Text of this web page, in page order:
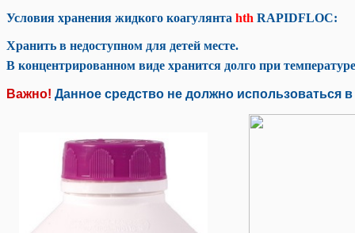
Условия хранения жидкого коагулянта hth RAPIDFLOC:
Хранить в недоступном для детей месте.
В концентрированном виде хранится долго при
Важно! Данное средство не должно использоваться